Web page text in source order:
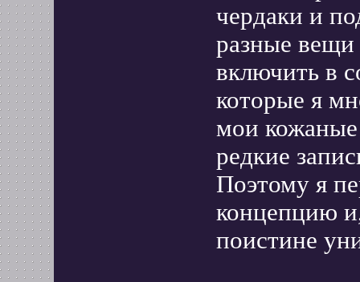
чердаки и
разные
включить в
которые я
мои кожаные
редкие
Поэтому я
концепцию
поистине